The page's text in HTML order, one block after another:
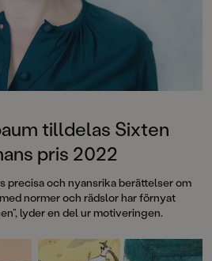
Pistolen, 2001
tilldelas Sixten
pris 2022
precisa och nyansrika berättelser om
normer och rädslor har förnyat
lyder en del ur motiveringen.